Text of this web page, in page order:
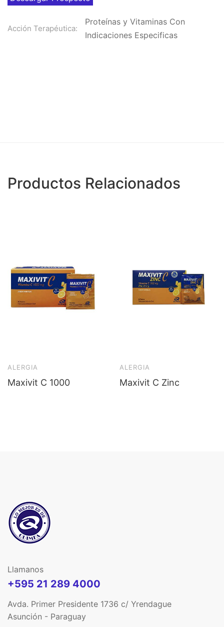
Acción Terapéutica:
Proteínas y Vitaminas Con
Indicaciones Especificas
Productos Relacionados
ALERGIA
Maxivit C 1000
ALERGIA
Maxivit C Zinc
Llamanos
+595 21 289 4000
Avda. Primer Presidente 1736 c/ Yrendague
Asunción - Paraguay